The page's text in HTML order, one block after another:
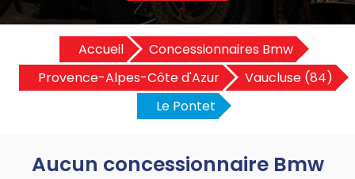
Accueil
Concessionnaires Bmw
Provence-Alpes-Côte d'Azur
Vaucluse (84)
Le Pontet
Aucun concessionnaire Bmw